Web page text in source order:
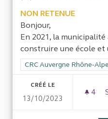
NON RETENUE
Bonjour,
En 2021, la
construire une école et
Filtrer les résultats de la
CRC Auvergne Rhône-
CRÉÉ LE
13/10/2023
4